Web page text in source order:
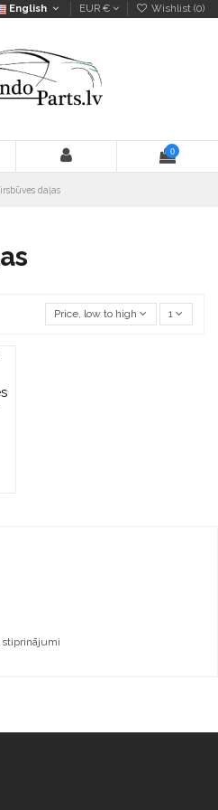
English EUR € Wishlist (0)
0
daļas
Price, low to high 1
stiprinājumi